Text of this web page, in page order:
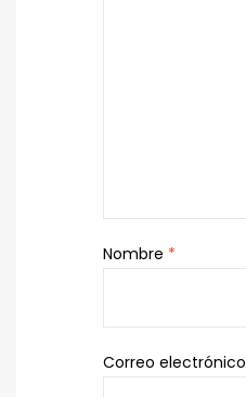
Nombre *
Correo electrónico